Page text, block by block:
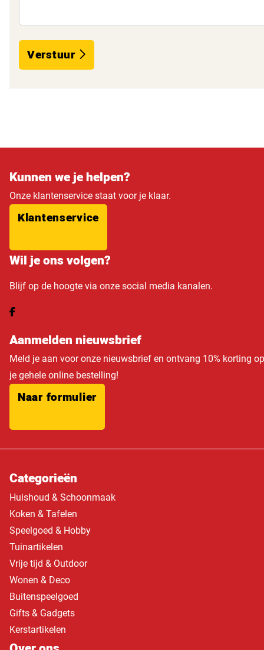
Verstuur
Kunnen we je helpen?
Onze klantenservice staat voor je klaar.
Klantenservice
Wil je ons volgen?
Blijf op de hoogte via onze social media kanalen.
Aanmelden nieuwsbrief
Meld je aan voor onze nieuwsbrief en ontvang 10% korting op
je gehele online bestelling!
Naar formulier
Categorieën
Huishoud & Schoonmaak
Koken & Tafelen
Speelgoed & Hobby
Tuinartikelen
Vrije tijd & Outdoor
Wonen & Deco
Buitenspeelgoed
Gifts & Gadgets
Kerstartikelen